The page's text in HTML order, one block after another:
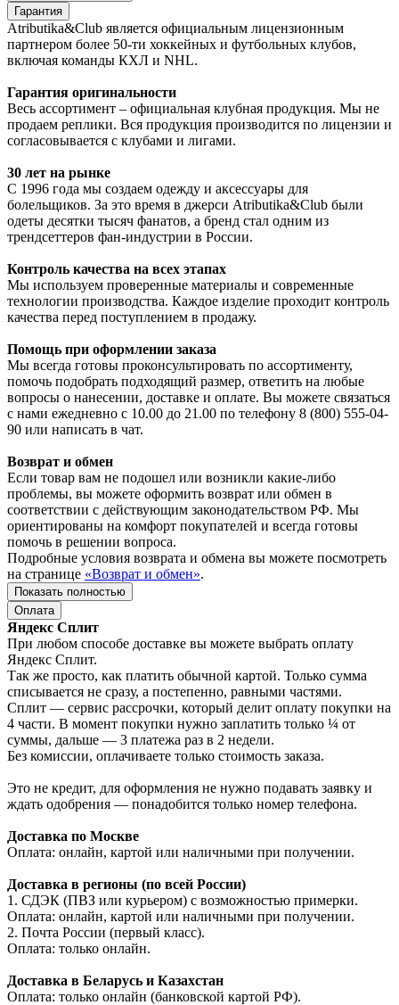
Гарантия
Atributika&Club является официальным лицензионным
партнером более 50-ти хоккейных и футбольных клубов,
включая команды КХЛ и NHL.
Гарантия оригинальности
Весь ассортимент – официальная клубная продукция. Мы не
продаем реплики. Вся продукция производится по лицензии и
согласовывается с клубами и лигами.
30 лет на рынке
С 1996 года мы создаем одежду и аксессуары для
болельщиков. За это время в джерси Atributika&Club были
одеты десятки тысяч фанатов, а бренд стал одним из
трендсеттеров фан-индустрии в России.
Контроль качества на всех этапах
Мы используем проверенные материалы и современные
технологии производства. Каждое изделие проходит контроль
качества перед поступлением в продажу.
Помощь при оформлении заказа
Мы всегда готовы проконсультировать по ассортименту,
помочь подобрать подходящий размер, ответить на любые
вопросы о нанесении, доставке и оплате. Вы можете связаться
с нами ежедневно с 10.00 до 21.00 по телефону 8 (800) 555-04-
90 или написать в чат.
Возврат и обмен
Если товар вам не подошел или возникли какие-либо
проблемы, вы можете оформить возврат или обмен в
соответствии с действующим законодательством РФ. Мы
ориентированы на комфорт покупателей и всегда готовы
помочь в решении вопроса.
Подробные условия возврата и обмена вы можете посмотреть
на странице «Возврат и обмен».
Показать полностью
Оплата
Яндекс Сплит
При любом способе доставке вы можете выбрать оплату
Яндекс Сплит.
Так же просто, как платить обычной картой. Только сумма
списывается не сразу, а постепенно, равными частями.
Сплит — сервис рассрочки, который делит оплату покупки на
4 части. В момент покупки нужно заплатить только ¼ от
суммы, дальше — 3 платежа раз в 2 недели.
Без комиссии, оплачиваете только стоимость заказа.
Это не кредит, для оформления не нужно подавать заявку и
ждать одобрения — понадобится только номер телефона.
Доставка по Москве
Оплата: онлайн, картой или наличными при получении.
Доставка в регионы (по всей России)
1. СДЭК (ПВЗ или курьером) с возможностью примерки.
Оплата: онлайн, картой или наличными при получении.
2. Почта России (первый класс).
Оплата: только онлайн.
Доставка в Беларусь и Казахстан
Оплата: только онлайн (банковской картой РФ).